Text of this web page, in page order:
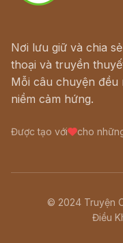
Nơi lưu giữ và chia
thoại và truyền
Mỗi câu chuyện đều
niềm cảm hứng.
Được tạo với cho
© 2024 Truyện
Điều